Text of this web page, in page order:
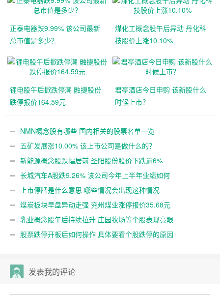
正泰电器跌9.99% 该公司最新
总市值是多少？
煤化工概念股午后异动 丹化科
技股价上涨10.10%
锂电股午后掀跌停潮 融捷股份
跌停报价164.59元
君亭酒店今日申购 该新股什么
时候上市？
NMN概念股有哪些 国内相关的股票名单一览
五矿发展涨10.00% 该上市公司是做什么的？
新能源概念股跌幅居前 圣阳股份股价下跌逾6%
长城汽车A股跌9.26% 该公司今年上半年业绩如何
上市停牌是什么意思 哪些情况会出现这种情况
煤炭板块早盘异动走强 兖州煤业涨停报价35.68元
乳业概念股午后持续拉升 庄园牧场等个股表现亮眼
股票跌停开板后如何操作 具体要看个股跌停的原因
发表我的评论